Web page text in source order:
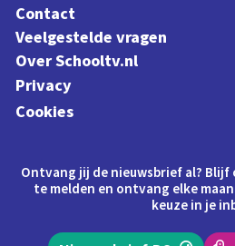
Contact
Veelgestelde vragen
Over Schooltv.nl
Privacy
Cookies
Ontvang jij de nieuwsbrief al?
te melden en ontvang elke
keuze in je